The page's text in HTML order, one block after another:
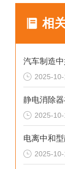
相
汽车制造
2025-10-
2025-10-
2025-10-